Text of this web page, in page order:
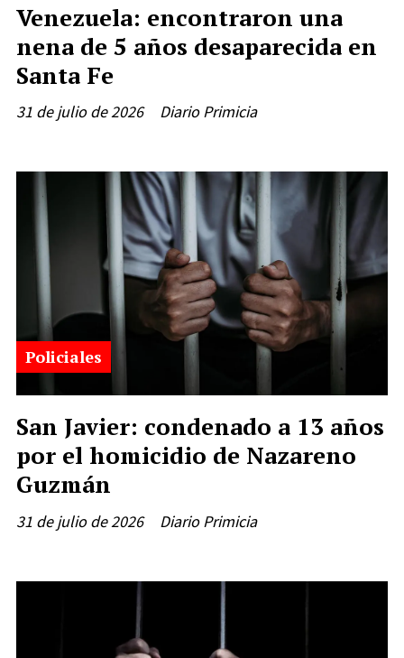
Venezuela: encontraron una
nena de 5 años desaparecida en
Santa Fe
Diario Primicia
31 de julio de 2026
San Javier: condenado a 13 años
por el homicidio de Nazareno
Guzmán
Diario Primicia
Policiales
31 de julio de 2026